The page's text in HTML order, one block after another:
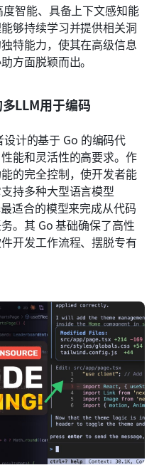
智能、具备上下文感知能
够持续学习并提供相关洞
特能力，使其在高级信息
方面脱颖而出。
LLM用于编码
计的基于 Go 的编码代
能和灵活性的高要求。作
的完全控制，使开发者能
持多种大型语言模型
适合的模型来完成从代码
。其 Go 基础确保了高性
开发工作流程、摆脱专有